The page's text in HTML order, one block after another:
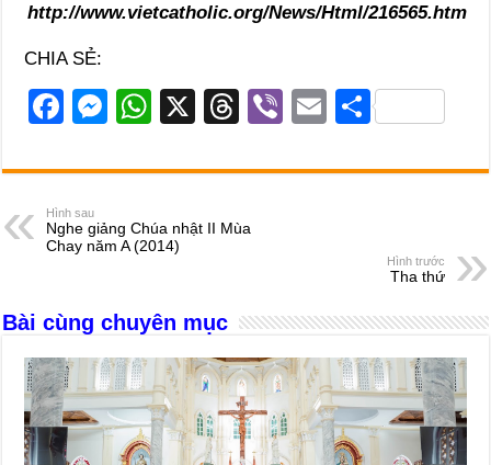
http://www.vietcatholic.org/News/Html/216565.htm
CHIA SẺ:
F
c
e
b
o
k
M
ss
n
er
W
at
A
p
X
T
e
d
Vi
er
E
ail
S
ar
Hình sau
Nghe giảng Chúa nhật II Mùa
Chay năm A (2014)
Hình trước
Tha thứ
Bài cùng chuyên mục